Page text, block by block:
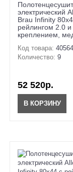
электрический
Brau Infinity
рейлингом 2.0 и
креплением,
Код товара: 40564
Количество: 9
52 520р.
В КОРЗИНУ